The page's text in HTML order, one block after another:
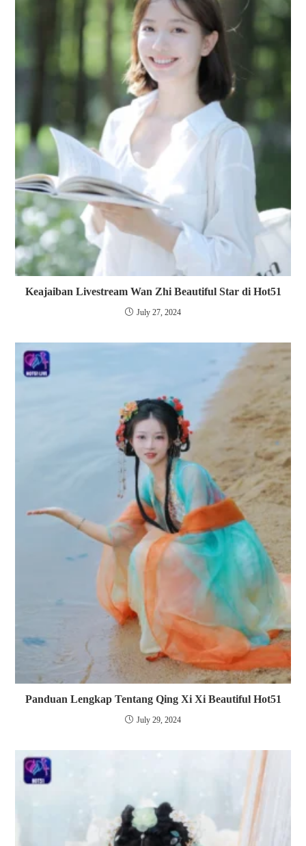
Keajaiban Livestream Wan Zhi Beautiful Star di Hot51
July 27, 2024
Panduan Lengkap Tentang Qing Xi Xi Beautiful Hot51
July 29, 2024